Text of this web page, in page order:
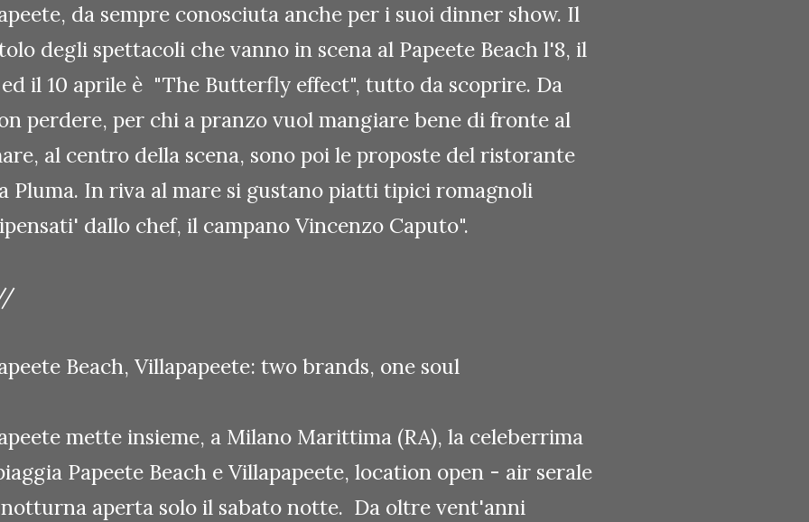
da sempre conosciuta anche per i suoi dinner show. Il
degli spettacoli che vanno in scena al Papeete Beach l'8, il
il 10 aprile è "The Butterfly effect", tutto da scoprire. Da
perdere, per chi a pranzo vuol mangiare bene di fronte al
al centro della scena, sono poi le proposte del ristorante
Pluma. In riva al mare si gustano piatti tipici romagnoli
dallo chef, il campano Vincenzo Caputo".
Beach, Villapapeete: two brands, one soul
mette insieme, a Milano Marittima (RA), la celeberrima
Papeete Beach e Villapapeete, location open - air serale
aperta solo il sabato notte. Da oltre vent'anni